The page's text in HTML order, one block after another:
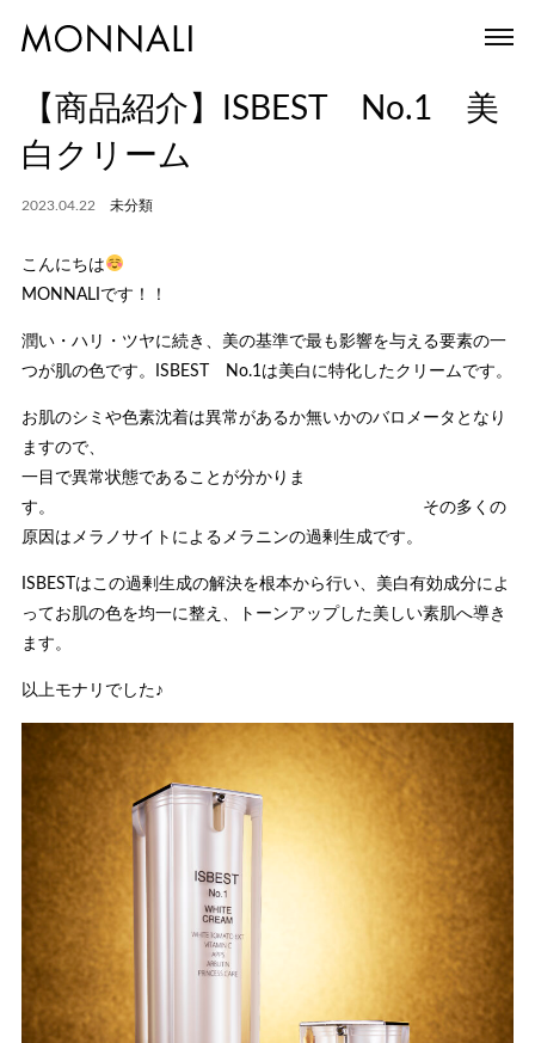
【商品紹介】ISBEST No.1 美
白クリーム
2023.04.22 未分類
こんにちは
MONNALIです！！
潤い・ハリ・ツヤに続き、美の基準で最も影響を与える要素の一
つが肌の色です。ISBEST No.1は美白に特化したクリームです。
お肌のシミや色素沈着は異常があるか無いかのバロメータとなり
ますので、
一目で異常状態であることが分かりま
す。 その多くの
原因はメラノサイトによるメラニンの過剰生成です。
ISBESTはこの過剰生成の解決を根本から行い、美白有効成分によ
ってお肌の色を均一に整え、トーンアップした美しい素肌へ導き
ます。
以上モナリでした♪